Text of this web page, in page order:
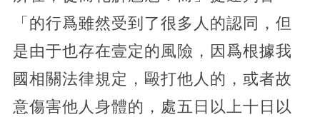
「的行爲雖然受到了很多人的認同，但
是由于也存在壹定的風險，因爲根據我
國相關法律規定，毆打他人的，或者故
意傷害他人身體的，處五日以上十日以